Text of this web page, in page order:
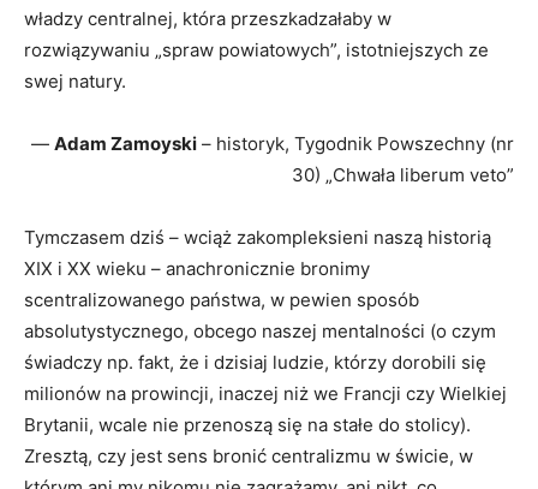
władzy centralnej, która przeszkadzałaby w
rozwiązywaniu „spraw powiatowych”, istotniejszych ze
swej natury.
— Adam Zamoyski – historyk, Tygodnik Powszechny (nr
30) „Chwała liberum veto”
Tymczasem dziś – wciąż zakompleksieni naszą historią
XIX i XX wieku – anachronicznie bronimy
scentralizowanego państwa, w pewien sposób
absolutystycznego, obcego naszej mentalności (o czym
świadczy np. fakt, że i dzisiaj ludzie, którzy dorobili się
milionów na prowincji, inaczej niż we Francji czy Wielkiej
Brytanii, wcale nie przenoszą się na stałe do stolicy).
Zresztą, czy jest sens bronić centralizmu w świcie, w